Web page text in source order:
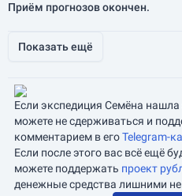
Приём прогнозов окончен.
Показать ещё
Если экспедиция Семёна
можете не сдерживаться и
комментарием в егоTelegram-
Если после этого вас всё ещё
можете поддержать проект
денежные средства лишними не